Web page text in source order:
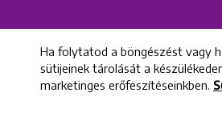
Ha folytatod a böngészést vagy
sütijeinek tárolását a
marketinges erőfeszítéseinkben.